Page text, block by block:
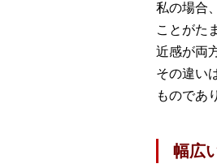
私の場合
ことがた
近感が両
その違い
ものであ
幅広